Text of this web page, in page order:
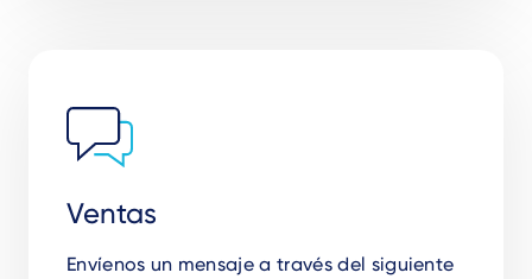
Ventas
Envíenos un mensaje a través del siguiente